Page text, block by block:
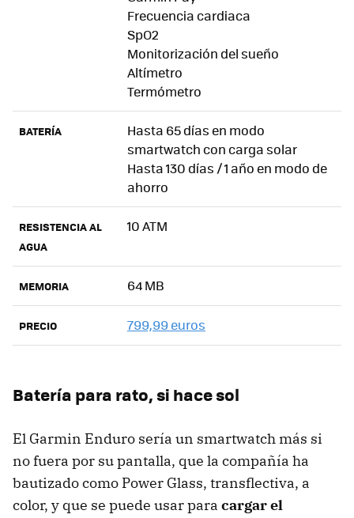
Frecuencia cardiaca
SpO2
Monitorización del sueño
Altímetro
Termómetro
BATERÍA
Hasta 65 días en modo
smartwatch con carga solar
Hasta 130 días / 1 año en modo de
ahorro
RESISTENCIA AL
AGUA
10 ATM
MEMORIA 64 MB
PRECIO 799,99 euros
Batería para rato, si hace sol
El Garmin Enduro sería un smartwatch más si
no fuera por su pantalla, que la compañía ha
bautizado como Power Glass, transflectiva, a
color, y que se puede usar para cargar el